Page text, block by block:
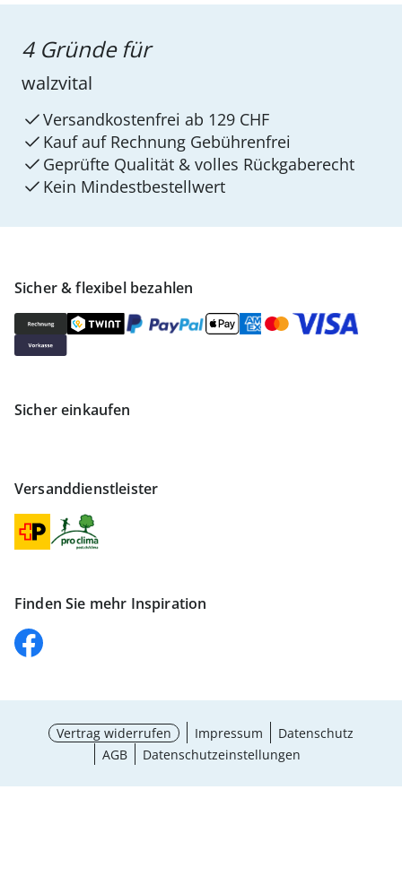
Sicher & flexibel bezahlen
Sicher einkaufen
Versanddienstleister
Finden Sie mehr Inspiration
4 Gründe für
walzvital
Versandkostenfrei ab 129 CHF
Kauf auf Rechnung Gebührenfrei
Geprüfte Qualität & volles Rückgaberecht
Kein Mindest­bestellwert
Vertrag widerrufen Impressum
Datenschutz
AGB
Datenschutzeinstellungen